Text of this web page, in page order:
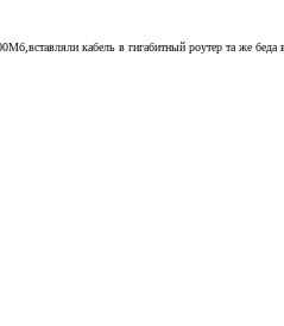
кабель в гигабитный роутер та же беда